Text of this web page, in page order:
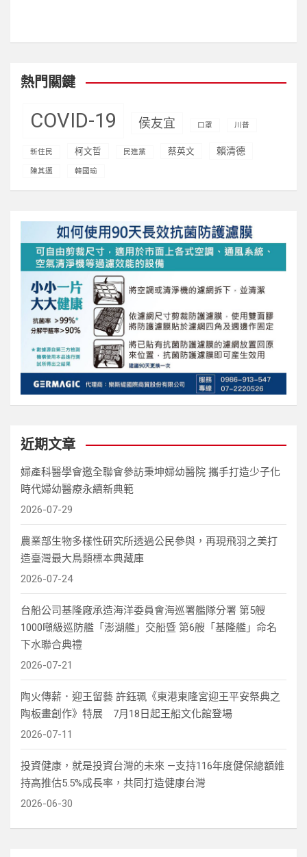
熱門關鍵
COVID-19 侯友宜 口罩 川普
新住民 柯文哲 民進黨 蔡英文 賴清德
陳其邁 韓國瑜
近期文章
婦產科醫學會邀全聯會參訪秉坤婦幼醫院 攜手打造少子化
時代婦幼醫療永續新典範
2026-07-29
農業部生物多樣性研究所透過公民參與，再現飛羽之美打
造臺灣最大鳥類標本典藏庫
2026-07-24
台船公司基隆廠承造海洋委員會海巡署艦隊分署 第5艘
1000噸級巡防艦「澎湖艦」交船暨 第6艘「基隆艦」命名
下水聯合典禮
2026-07-21
陶火傳薪．迎王留藝 許鈺珮《東港東隆宮迎王平安祭典之
陶板畫創作》特展 7月18日起王船文化館登場
2026-07-11
投資健康，就是投資台灣的未來 —支持116年度健保總額維
持高推估5.5%成長率，共同打造健康台灣
2026-06-30